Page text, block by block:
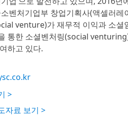
벤처기업부 창업기획사(액셀러
venture)가 재무적 이익과 소
통한 소셜벤처링(social
하고 있다.
>
자료 보기 >